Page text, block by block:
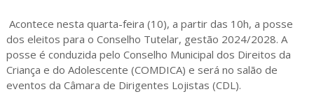
Acontece nesta quarta-feira (10), a partir das 10h, a posse
dos eleitos para o Conselho Tutelar, gestão 2024/2028. A
posse é conduzida pelo Conselho Municipal dos Direitos da
Criança e do Adolescente (COMDICA) e será no salão de
eventos da Câmara de Dirigentes Lojistas (CDL).